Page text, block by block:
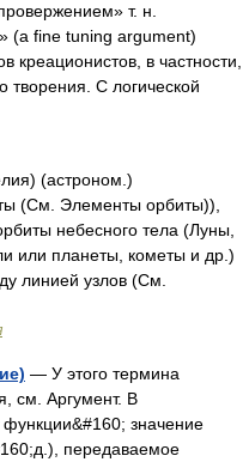
т. н.
(a fine tuning argument)
креационистов, в частности,
творения. С логической
(астроном.)
(См. Элементы орбиты)),
небесного тела (Луны,
или планеты, кометы и др.)
линией узлов (См.
— У этого термина
см. Аргумент. В
значение
передаваемое